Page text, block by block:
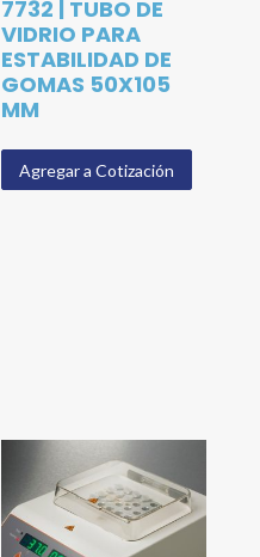
7732 | TUBO DE
VIDRIO PARA
ESTABILIDAD DE
GOMAS 50X105
MM
Agregar a Cotización